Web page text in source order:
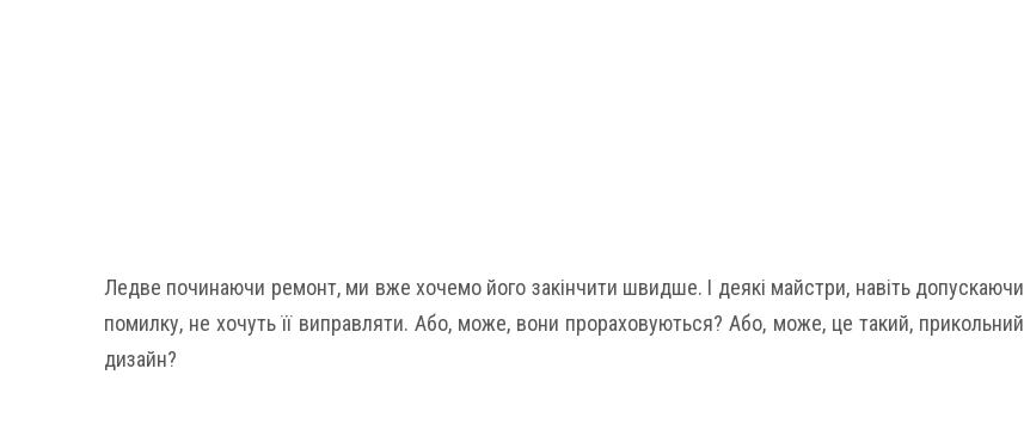
Ледве починаючи ремонт, ми вже хочемо його закінчити швидше. І деякі майстри, навіть допускаючи
помилку, не хочуть її виправляти. Або, може, вони прораховуються? Або, може, це такий, прикольний
дизайн?